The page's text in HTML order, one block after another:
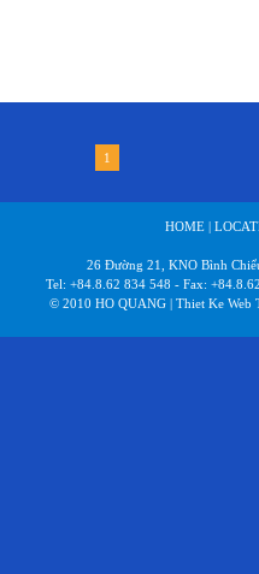
1
HOME |
26 Đường 21, KNO Bình
Tel: +84.8.62 834 548 - Fax:
© 2010 HO QUANG | Thiet Ke Web